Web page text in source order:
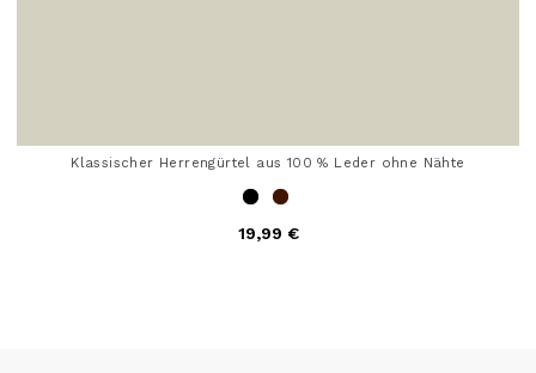
Klassischer Herrengürtel aus 100 % Leder ohne Nähte
19,99 €